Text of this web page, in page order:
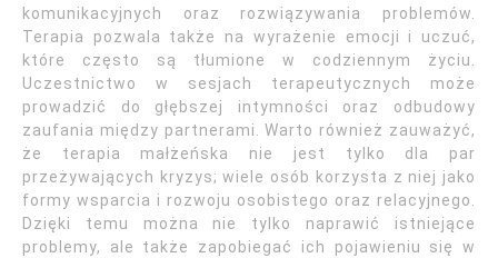
komunikacyjnych oraz rozwiązywania problemów.
Terapia pozwala także na wyrażenie emocji i uczuć,
które często są tłumione w codziennym życiu.
Uczestnictwo w sesjach terapeutycznych może
prowadzić do głębszej intymności oraz odbudowy
zaufania między partnerami. Warto również zauważyć,
że terapia małżeńska nie jest tylko dla par
przeżywających kryzys; wiele osób korzysta z niej jako
formy wsparcia i rozwoju osobistego oraz relacyjnego.
Dzięki temu można nie tylko naprawić istniejące
problemy, ale także zapobiegać ich pojawieniu się w